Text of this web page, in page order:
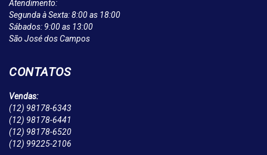
Atendimento:
Segunda à Sexta: 8:00 as 18:00
Sábados: 9:00 as 13:00
São José dos Campos
CONTATOS
Vendas:
(12) 98178-6343
(12) 98178-6441
(12) 98178-6520
(12) 99225-2106